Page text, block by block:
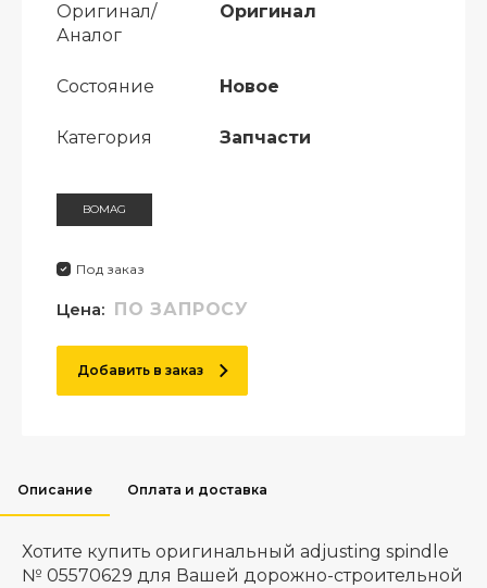
Оригинал/
Аналог
Оригинал
Состояние Новое
Категория Запчасти
BOMAG
Под заказ
Цена: ПО ЗАПРОСУ
Добавить в заказ
Описание Оплата и доставка
Хотите купить оригинальный adjusting spindle
№ 05570629 для Вашей дорожно-строительной